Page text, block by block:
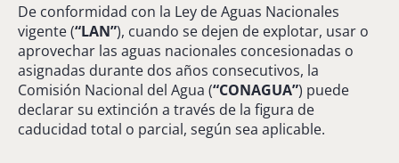
De conformidad con la Ley de Aguas Nacionales
vigente (“LAN”), cuando se dejen de explotar, usar o
aprovechar las aguas nacionales concesionadas o
asignadas durante dos años consecutivos, la
Comisión Nacional del Agua (“CONAGUA”) puede
declarar su extinción a través de la figura de
caducidad total o parcial, según sea aplicable.